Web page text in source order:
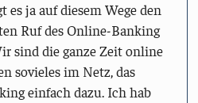
ja auf diesem Wege den
Ruf des Online-Banking
sind die ganze Zeit online
sovieles im Netz, das
einfach dazu. Ich hab